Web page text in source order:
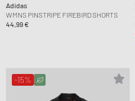
Adidas
WMNS PINSTRIPE FIREBIRD SHORTS
44,99 €
-15%